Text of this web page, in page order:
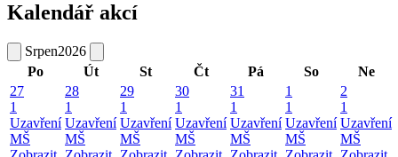
Kalendář akcí
Srpen2026
Po
Út St Čt Pá So
Ne
27
1
Uzavření
MŠ
28
1
Uzavření
MŠ
29
1
Uzavření
MŠ
30
1
Uzavření
MŠ
31
1
Uzavření
MŠ
1
1
Uzavření
MŠ
2
1
Uzavření
MŠ